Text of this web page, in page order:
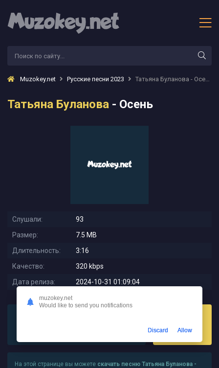
Muzokey.net Русские песни 2023 Татьяна Буланова - Осень
Татьяна Буланова - Осень
Слушали:
93
Размер:
7.5 MB
Длительность:
3:16
Качество:
320 kbps
Дата релиза:
2024-10-31 01:09:04
Скачать
На этой странице вы можете скачать песню Татьяна Буланова -
muzokey.net
Would like to send you notifications
Discard Allow